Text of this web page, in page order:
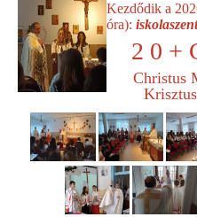
Kezdődik a
óra):
2 0 +
Christus